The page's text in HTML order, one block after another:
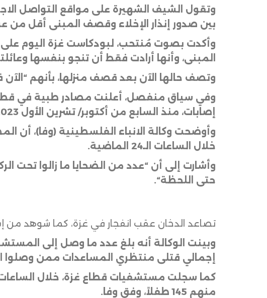
بين صدور إنذار الإخلاء وقصف المبنى أقل من
وأكدت بصوت مُنتحب، لبودكاست غزة اليوم
المبنى، وأنها أرادت فقط أن تنجو بنفسها
وتصف حالها الآن بعد قصف منزلها، بأنهم
إصابات، منذ السابع من أكتوبر/ تشرين الأول 2023
خلال الساعات الـ24 الماضية
.
وأشارت إلى أن “عدد من الضحايا ما زالوا تحت
حتى اللحظة“.
تصاعد الدخان عقب انفجار في غزة، كما شوهد من إسرائيل، 14 سبتمبر/
إجمالي قتلى منتظري المساعدات ممن وصلوا المستشفيات إلى 2,494
منهم 145 طفلاً، وفق وفا
.